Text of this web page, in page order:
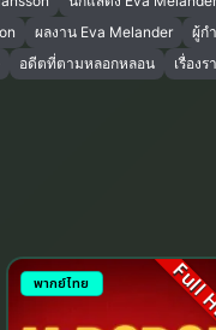
ผลงาน Eva Melander ผู้ก
อดีตที่ตามหลอกหลอน เรื่อง
พากย์ไทย Full